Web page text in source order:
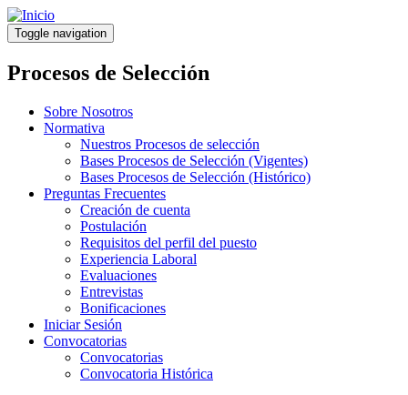
Pasar
al
contenido
principal
Toggle navigation
Procesos de Selección
Sobre Nosotros
Normativa
Nuestros Procesos de selección
Bases Procesos de Selección (Vigentes)
Bases Procesos de Selección (Histórico)
Preguntas Frecuentes
Creación de cuenta
Postulación
Requisitos del perfil del puesto
Experiencia Laboral
Evaluaciones
Entrevistas
Bonificaciones
Iniciar Sesión
Convocatorias
Convocatorias
Convocatoria Histórica